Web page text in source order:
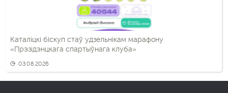
Каталіцкі біскуп стаў удзельнікам марафону
«Прэзідэнцкага спартыўнага клуба»
03.08.2026